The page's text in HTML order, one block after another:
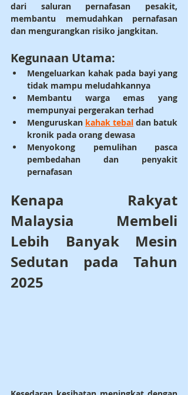
dari saluran pernafasan pesakit,
membantu memudahkan pernafasan
dan mengurangkan risiko jangkitan.
Kegunaan Utama:
Mengeluarkan kahak pada bayi yang
tidak mampu meludahkannya
Membantu warga emas yang
mempunyai pergerakan terhad
Menguruskan kahak tebal dan batuk
kronik pada orang dewasa
Menyokong pemulihan pasca
pembedahan dan penyakit
pernafasan
Kenapa Rakyat
Malaysia Membeli
Lebih Banyak Mesin
Sedutan pada Tahun
2025